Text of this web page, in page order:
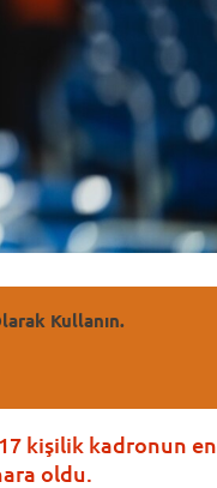
Kullanın.
kişilik kadronun en
oldu.